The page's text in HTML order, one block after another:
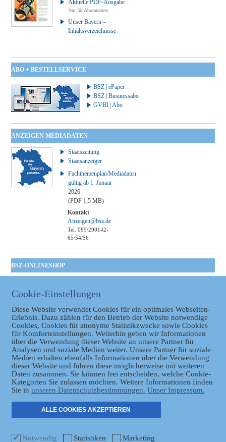
Aktuelle PDF-Ausgabe
Nur für Abonnenten
Unser Bayern –
Inhaltsverzeichnisse
ABO + BESTELLSERVICE
BSZ | ePaper
BSZ | Businessabo
GVBI | Abo
ANZEIGEN MEDIADATEN
Staatszeitung
Staatsanzeiger
Fachthemenplan/Mediadaten
gültig ab 1. Januar
2026
(PDF 1,5 MB)
Kontakt
Anzeigen@bsz.de
Tel. 089/290142-
65/54/56
BSZ-ONLINESHOP
Taschenbuch
GVBl | Einbanddecke
Datenschutz
Cookie-Einstellungen
Diese Website verwendet Cookies für ein optimales Webseiten-
Erlebnis. Dazu zählen für den Betrieb der Website notwendige
Cookies, Cookies für anonyme Statistikzwecke sowie Cookies
für Komforteinstellungen. Weiterhin geben wir Informationen
über die Verwendung dieser Website an unsere Partner für
Analysen und soziale Medien weiter. Unsere Partner für soziale
Medien erhalten ebenfalls Informationen über die Verwendung
dieser Website und führen diese möglicherweise mit weiteren
Daten zusammen. Sie können frei entscheiden, welche Cookie-
Kategorien Sie zulassen möchten. Weitere Informationen finden
Sie in unseren Datenschutzbestimmungen. Unser Impressum.
ALLE COOKIES AKZEPTIEREN
Notwendig Statistiken Marketing